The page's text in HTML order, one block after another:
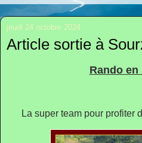
jeudi 24 octobre 2024
Article sortie à
Rando en
La super team pour profiter